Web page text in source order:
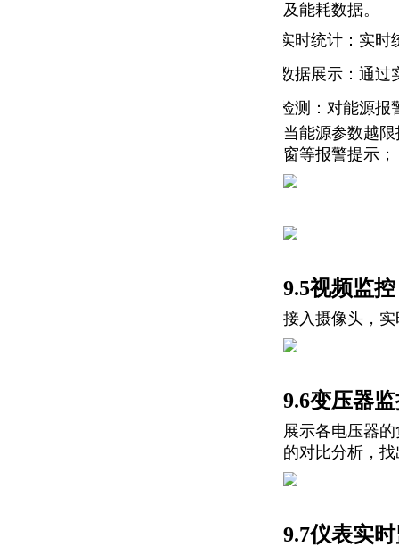
及能耗数据。
实时统计：实
数据展示：通
检测：对能源
当能源参数越
窗等报警提示；
9.5视频监控
接入摄像头，
9.6变压器
展示各电压器
的对比分析，
9.7仪表实